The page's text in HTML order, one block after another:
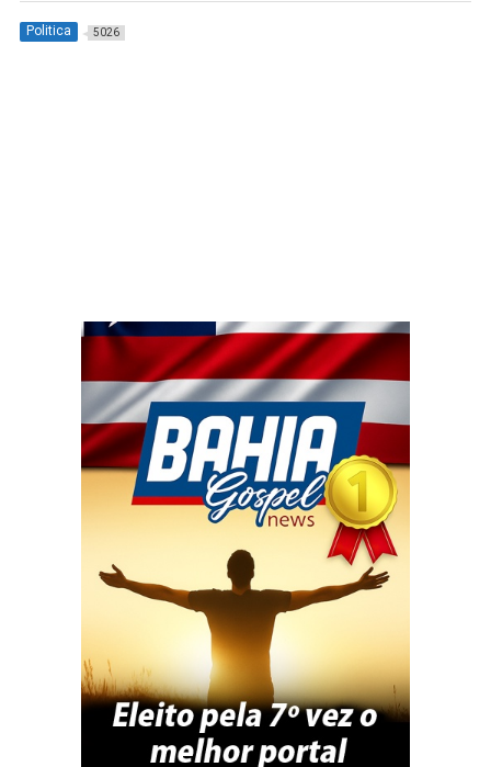
Politica 5026